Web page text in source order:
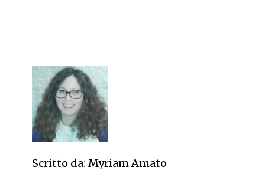
Scritto da: Myriam Amato